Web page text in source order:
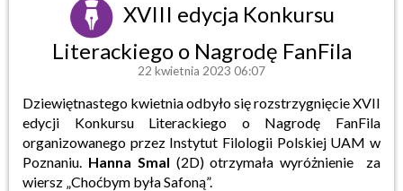
XVIII edycja Konkursu
Literackiego o Nagrodę FanFila
22 kwietnia 2023 06:07
Dziewiętnastego kwietnia odbyło się rozstrzygnięcie XVII
edycji Konkursu Literackiego o Nagrodę FanFila
organizowanego przez Instytut Filologii Polskiej UAM w
Poznaniu. Hanna Smal (2D) otrzymała wyróżnienie za
wiersz „Choćbym była Safoną”.